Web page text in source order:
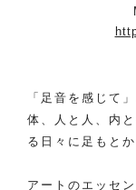
「足音を感じて
体、人と人、内
る日々に足もと
アートのエッセ